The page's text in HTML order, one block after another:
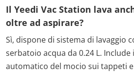
Il Yeedi Vac Station lava
oltre ad aspirare?
Sì, dispone di sistema di lavaggio
serbatoio acqua da 0.24 L.
automatico del mocio sui tappeti